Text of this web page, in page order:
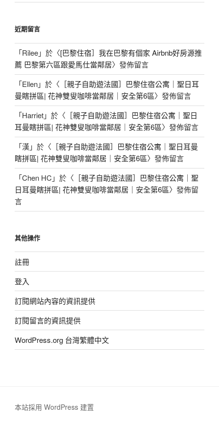
近期留言
「Rilee」於〈[巴黎住宿］我在巴黎有個家 Airbnb好房源推
薦 巴黎第六區跟愛馬仕當鄰居〉發佈留言
「Ellen」於〈 ［親子自助遊法國］巴黎住宿公寓｜聖日耳
曼瞎拼區| 花神雙叟咖啡當鄰居｜安全第6區〉發佈留言
「Harriet」於〈 ［親子自助遊法國］巴黎住宿公寓｜聖日
耳曼瞎拼區| 花神雙叟咖啡當鄰居｜安全第6區〉發佈留言
「漢」於〈 ［親子自助遊法國］巴黎住宿公寓｜聖日耳曼
瞎拼區| 花神雙叟咖啡當鄰居｜安全第6區〉發佈留言
「Chen HC 」於〈 ［親子自助遊法國］巴黎住宿公寓｜聖
日耳曼瞎拼區| 花神雙叟咖啡當鄰居｜安全第6區〉發佈留
言
其他操作
註冊
登入
訂閱網站內容的資訊提供
訂閱留言的資訊提供
WordPress.org 台灣繁體中文
本站採用 WordPress 建置